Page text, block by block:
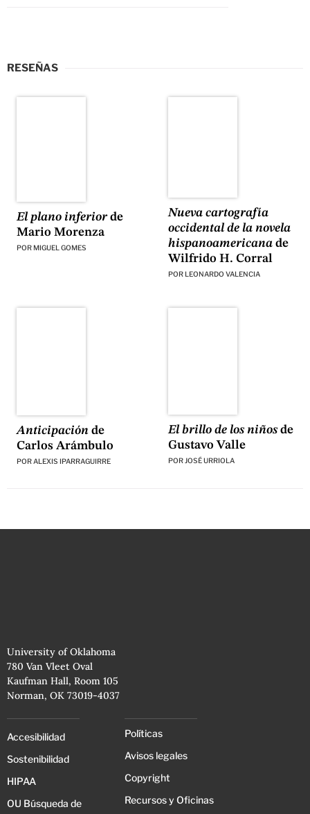
RESEÑAS
El plano inferiorde
Mario Morenza
POR MIGUEL GOMES
Nueva cartografía
occidental de la novela
hispanoamericanade
Wilfrido H. Corral
POR LEONARDO VALENCIA
Anticipaciónde
Carlos Arámbulo
PORALEXIS IPARRAGUIRRE
El brillo de los niñosde
Gustavo Valle
POR JOSÉ URRIOLA
University of Oklahoma
780 Van Vleet Oval
Kaufman Hall, Room 105
Norman, OK 73019-4037
Accesibilidad
Sostenibilidad
HIPAA
OU Búsqueda de
Políticas
Avisos legales
Copyright
Recursos y Oficinas